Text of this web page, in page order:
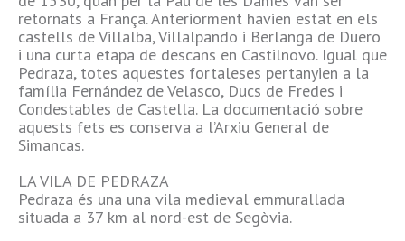
retornats a França. Anteriorment havien estat en els
castells de Villalba, Villalpando i Berlanga de Duero
i una curta etapa de descans en Castilnovo. Igual que
Pedraza, totes aquestes fortaleses pertanyien a la
família Fernández de Velasco, Ducs de Fredes i
Condestables de Castella. La documentació sobre
aquests fets es conserva a l’Arxiu General de
Simancas.
LA VILA DE PEDRAZA
Pedraza és una una vila medieval emmurallada
situada a 37 km al nord-est de Segòvia.